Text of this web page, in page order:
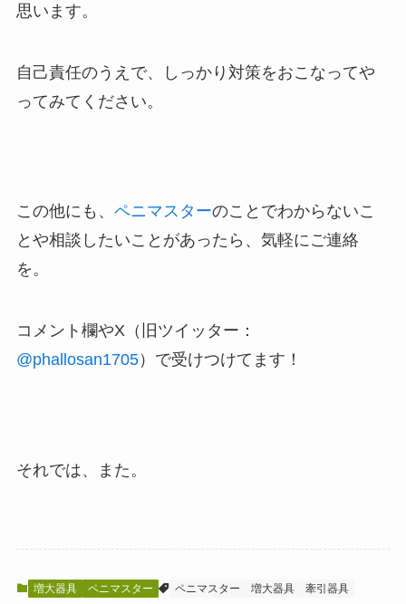
思います。
自己責任のうえで、しっかり対策をおこなってや
ってみてください。
この他にも、 ペニマスターのことでわからないこ
とや相談したいことがあったら、気軽にご連絡
を。
コメント欄やX（旧ツイッター：
@phallosan1705）で受けつけてます！
それでは、また。
増大器具 ペニマスター ペニマスター 増大器具 牽引器具